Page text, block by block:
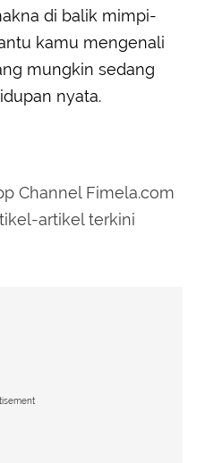
di balik mimpi-
kamu mengenali
mungkin sedang
nyata.
Channel Fimela.com
artikel terkini